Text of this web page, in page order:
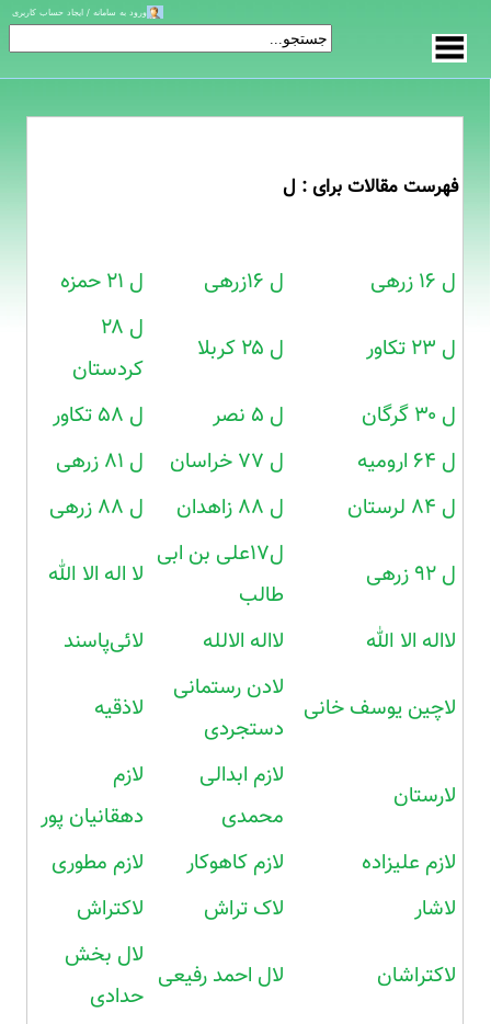
فهرست مقالات برای : ل
ل ۱۶ زرهی ل ۱۶زرهی ل ۲۱ حمزه
ل ۲۳ تکاور ل ۲۵ کربلا
ل ۲۸
کردستان
ل ۳۰ گرگان
ل ۵ نصر
ل ۵۸ تکاور
ل ۶۴ ارومیه
ل ۷۷ خراسان
ل ۸۱ زرهی
ل ۸۴ لرستان
ل ۸۸ زاهدان ل ۸۸ زرهی
ل ۹۲ زرهی
ل۱۷علی بن ابی
طالب
لا اله الا الله
لااله الا الله لااله الالله لائی‌پاسند
لاچین یوسف خانی
لادن رستمانی
دستجردی
لاذقیه
لارستان
لازم ابدالی
محمدی
لازم
دهقانیان پور
لازم علیزاده
لازم کاهوکار
لازم مطوری
لاشار
لاک تراش لاکتراش
لاکتراشان لال احمد رفیعی
لال بخش
حدادی
ورود به سامانه / ایجاد حساب کاربری